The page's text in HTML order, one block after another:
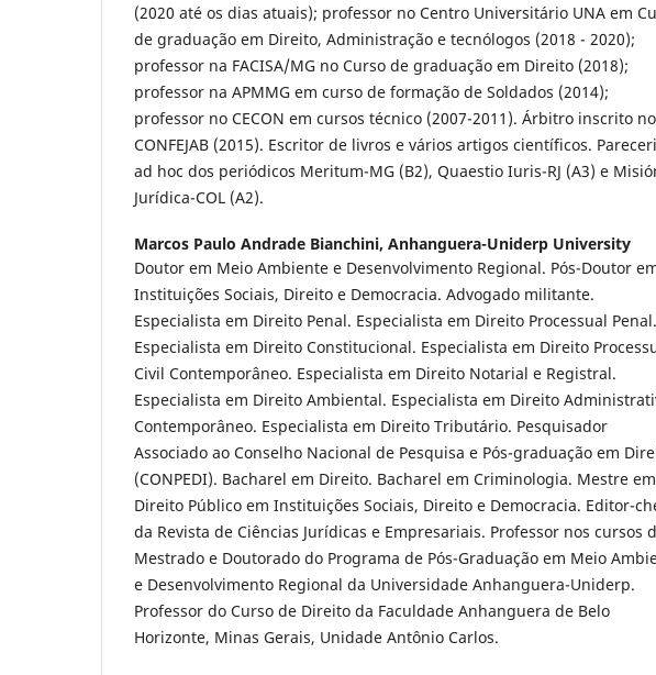
(2020 até os dias atuais); professor no Centro Universitário UNA em
de graduação em Direito, Administração e tecnólogos (2018 - 2020);
professor na FACISA/MG no Curso de graduação em Direito (2018);
professor na APMMG em curso de formação de Soldados (2014);
professor no CECON em cursos técnico (2007-2011). Árbitro inscrito no
CONFEJAB (2015). Escritor de livros e vários artigos científicos.
ad hoc dos periódicos Meritum-MG (B2), Quaestio Iuris-RJ (A3) e
Jurídica-COL (A2).
Marcos Paulo Andrade Bianchini, Anhanguera-Uniderp University
Doutor em Meio Ambiente e Desenvolvimento Regional. Pós-Doutor
Instituições Sociais, Direito e Democracia. Advogado militante.
Especialista em Direito Penal. Especialista em Direito Processual Penal.
Especialista em Direito Constitucional. Especialista em Direito
Civil Contemporâneo. Especialista em Direito Notarial e Registral.
Especialista em Direito Ambiental. Especialista em Direito
Contemporâneo. Especialista em Direito Tributário. Pesquisador
Associado ao Conselho Nacional de Pesquisa e Pós-graduação em
(CONPEDI). Bacharel em Direito. Bacharel em Criminologia. Mestre em
Direito Público em Instituições Sociais, Direito e Democracia. Editor-
da Revista de Ciências Jurídicas e Empresariais. Professor nos cursos
Mestrado e Doutorado do Programa de Pós-Graduação em Meio
e Desenvolvimento Regional da Universidade Anhanguera-Uniderp.
Professor do Curso de Direito da Faculdade Anhanguera de Belo
Horizonte, Minas Gerais, Unidade Antônio Carlos.